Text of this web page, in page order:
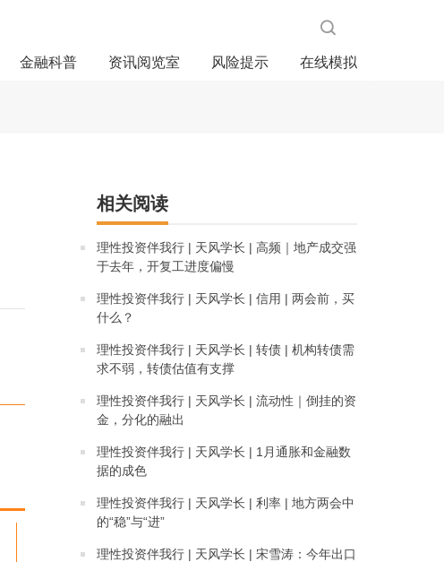
金融科普 资讯阅览室 风险提示 在线模拟
相关阅读
理性投资伴我行 | 天风学长 | 高频｜地产成交强
于去年，开复工进度偏慢
理性投资伴我行 | 天风学长 | 信用 | 两会前，买
什么？
理性投资伴我行 | 天风学长 | 转债 | 机构转债需
求不弱，转债估值有支撑
理性投资伴我行 | 天风学长 | 流动性｜倒挂的资
金，分化的融出
理性投资伴我行 | 天风学长 | 1月通胀和金融数
据的成色
理性投资伴我行 | 天风学长 | 利率 | 地方两会中
的“稳”与“进”
理性投资伴我行 | 天风学长 | 宋雪涛：今年出口